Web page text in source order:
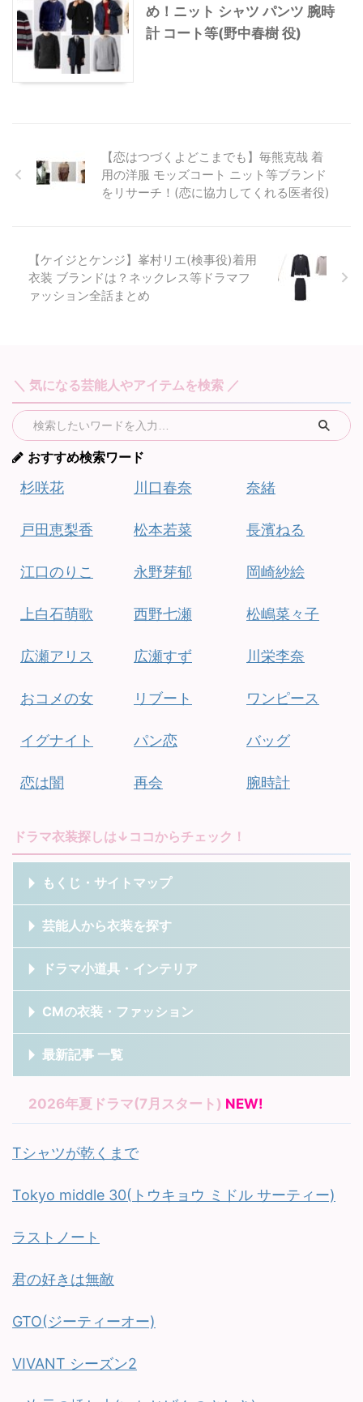
め！ニット シャツ パンツ 腕時
計 コート等(野中春樹 役)
【恋はつづくよどこまでも】毎熊克哉 着
用の洋服 モッズコート ニット等ブランド
をリサーチ！(恋に協力してくれる医者役)
【ケイジとケンジ】峯村リエ(検事役)着用
衣装 ブランドは？ネックレス等ドラマフ
ァッション全話まとめ
＼ 気になる芸能人やアイテムを検索 ／
おすすめ検索ワード
杉咲花
戸田恵梨香
江口のりこ
上白石萌歌
広瀬アリス
おコメの女
イグナイト
恋は闇
川口春奈
松本若菜
永野芽郁
西野七瀬
広瀬すず
リブート
パン恋
再会
奈緒
長濱ねる
岡崎紗絵
松嶋菜々子
川栄李奈
ワンピース
バッグ
腕時計
ドラマ衣装探しは↓ココからチェック！
もくじ・サイトマップ
芸能人から衣装を探す
ドラマ小道具・インテリア
CMの衣装・ファッション
最新記事 一覧
2026年夏ドラマ(7月スタート) NEW!
Tシャツが乾くまで
Tokyo middle 30(トウキョウ ミドル サーティー)
ラストノート
君の好きは無敵
GTO(ジーティーオー)
VIVANT シーズン2